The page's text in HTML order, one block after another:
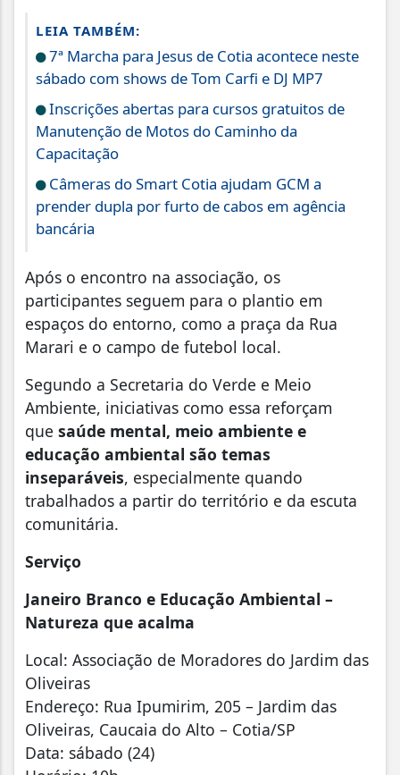
LEIA TAMBÉM:
7ª Marcha para Jesus de Cotia acontece neste
sábado com shows de Tom Carfi e DJ MP7
Inscrições abertas para cursos gratuitos de
Manutenção de Motos do Caminho da
Capacitação
Câmeras do Smart Cotia ajudam GCM a
prender dupla por furto de cabos em agência
bancária
Após o encontro na associação, os
participantes seguem para o plantio em
espaços do entorno, como a praça da Rua
Marari e o campo de futebol local.
Segundo a Secretaria do Verde e Meio
Ambiente, iniciativas como essa reforçam
que saúde mental, meio ambiente e
educação ambiental são temas
inseparáveis, especialmente quando
trabalhados a partir do território e da escuta
comunitária.
Serviço
Janeiro Branco e Educação Ambiental –
Natureza que acalma
Local: Associação de Moradores do Jardim das
Oliveiras
Endereço: Rua Ipumirim, 205 – Jardim das
Oliveiras, Caucaia do Alto – Cotia/SP
Data: sábado (24)